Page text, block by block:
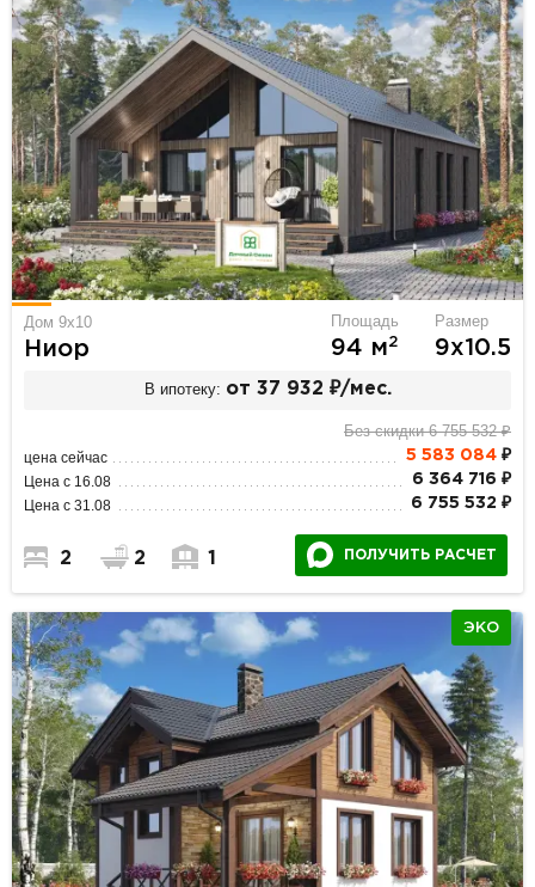
Дом 9х10
Ниор
Площадь
94 м2
Размер
9х10.5
В ипотеку: от 37 932 ₽/мес.
Без скидки 6 755 532 ₽
цена сейчас 5 583 084₽
Цена с 16.08 6 364 716 ₽
Цена с 31.08 6 755 532 ₽
2 2 1 ПОЛУЧИТЬ РАСЧЕТ
ЭКО